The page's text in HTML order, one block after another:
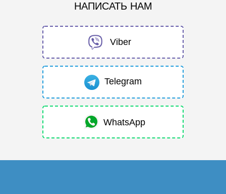
НАПИСАТЬ НАМ
Viber
Telegram
WhatsApp